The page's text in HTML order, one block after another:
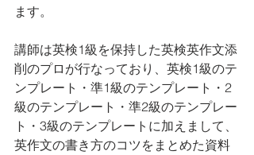
ます。
講師は英検1級を保持した英検英作文添
削のプロが行なっており、英検1級のテ
ンプレート・準1級のテンプレート・2
級のテンプレート・準2級のテンプレー
ト・3級のテンプレートに加えまして、
英作文の書き方のコツをまとめた資料